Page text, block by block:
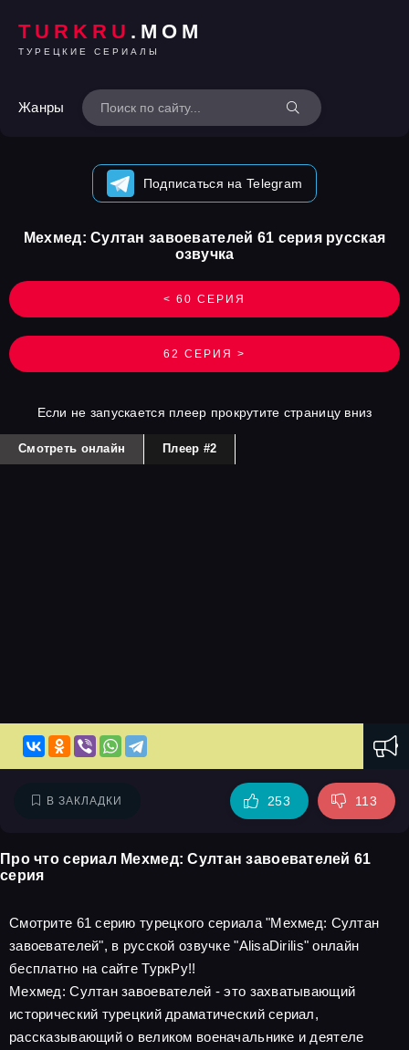
TURKRU .MOM
ТУРЕЦКИЕ СЕРИАЛЫ
Жанры
Подписаться на Telegram
< 60 СЕРИЯ
Мехмед: Султан завоевателей 61 серия русская
озвучка
62 СЕРИЯ >
Если не запускается плеер прокрутите страницу вниз
Смотреть онлайн Плеер #2
В ЗАКЛАДКИ 253 113
Про что сериал Мехмед: Султан завоевателей 61
серия
Смотрите 61 серию турецкого сериала "Мехмед: Султан
завоевателей", в русской озвучке "AlisaDirilis" онлайн
бесплатно на сайте ТуркРу!!
Мехмед: Султан завоевателей - это захватывающий
исторический турецкий драматический сериал,
рассказывающий о великом военачальнике и деятеле